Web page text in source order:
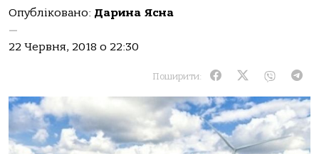
Опубліковано: Дарина Ясна
—
22 Червня, 2018 о 22:30
Поширити: